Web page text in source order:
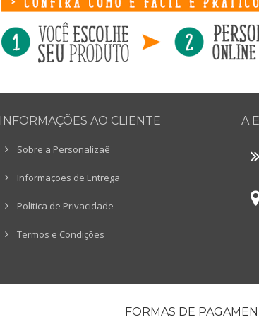
INFORMAÇÕES AO CLIENTE
Sobre a Personalizaê
Informações de Entrega
Politica de Privacidade
Termos e Condições
A
FORMAS DE